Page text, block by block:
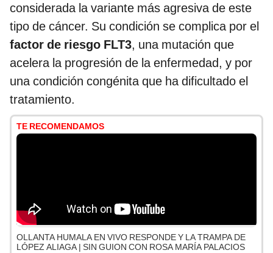
considerada la variante más agresiva de este
tipo de cáncer. Su condición se complica por el
factor de riesgo FLT3, una mutación que
acelera la progresión de la enfermedad, y por
una condición congénita que ha dificultado el
tratamiento.
TE RECOMENDAMOS
OLLANTA HUMALA EN VIVO RESPONDE Y LA TRAMPA DE
LÓPEZ ALIAGA | SIN GUION CON ROSA MARÍA PALACIOS